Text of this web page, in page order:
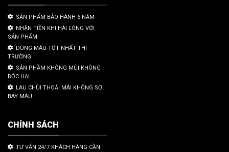
SẢN PHẨM BẢO HÀNH 6 NĂM
NHẬN TIỀN KHI HÀI LÒNG VỚI
SẢN PHẨM
DÙNG MÀU TỐT NHẤT THỊ
TRƯỜNG
SẢN PHẦM KHÔNG MÙI,KHÔNG
ĐỘC HẠI
LAU CHÙI THOẢI MÁI KHÔNG SỢ
BAY MÀU
CHÍNH SÁCH
TƯ VẤN 24/7 KHÁCH HÀNG CẦN